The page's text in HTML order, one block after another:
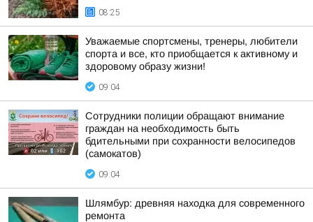
08:25
Уважаемые спортсмены, тренеры, любители
спорта и все, кто приобщается к активному и
здоровому образу жизни!
09:04
Сотрудники полиции обращают внимание
граждан на необходимость быть
бдительными при сохранности велосипедов
(самокатов)
09:04
Шлямбур: древняя находка для современного
ремонта